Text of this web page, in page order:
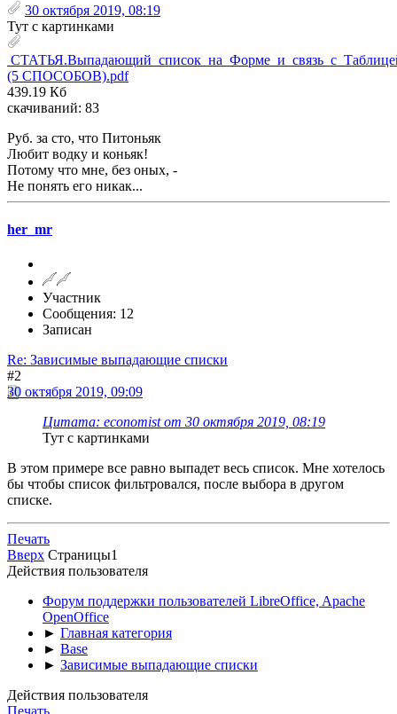
30 октября 2019, 08:19
Тут с картинками
(5 СПОСОБОВ).pdf
439.19 Кб
скачиваний: 83
Руб. за сто, что Питоньяк
Любит водку и коньяк!
Потому что мне, без оных, -
Не понять его никак...
her_mr
Участник
Сообщения: 12
Записан
Re: Зависимые выпадающие списки
#2
30 октября 2019, 09:09
Цитата: economist от 30 октября 2019, 08:19
Тут с картинками
В этом примере все равно выпадет весь список. Мне хотелось
бы чтобы список фильтровался, после выбора в другом
списке.
Печать
Вверх Страницы1
Действия пользователя
Форум поддержки пользователей LibreOffice, Apache
OpenOffice
► Главная категория
► Base
► Зависимые выпадающие списки
Действия пользователя
Печать